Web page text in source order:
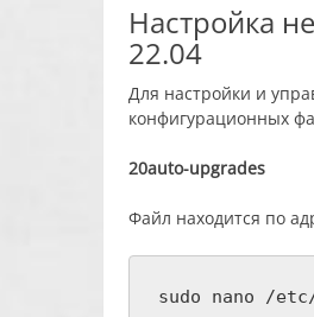
Настройка
22.04
Для настройки и
конфигурационных
20auto-upgrades
Файл находится по
sudo nano /